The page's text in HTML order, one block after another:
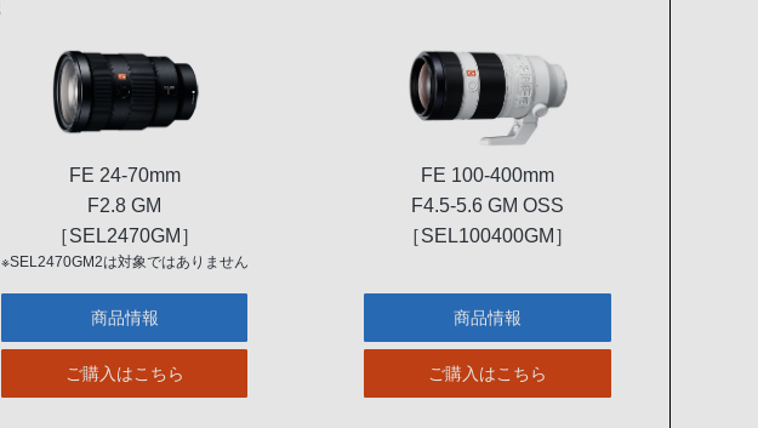
FE 24-70mm
F2.8 GM
［SEL2470GM］
※SEL2470GM2は対象ではありません
商品情報
ご購入はこちら
FE 100-400mm
F4.5-5.6 GM OSS
［SEL100400GM］
商品情報
ご購入はこちら